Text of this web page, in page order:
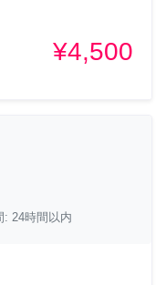
¥4,500
: 24時間以内